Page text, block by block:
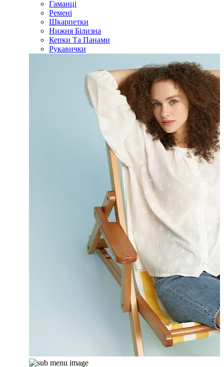
Гаманці
Ремені
Шкарпетки
Нижня Білизна
Кепки Та Панами
Рукавички